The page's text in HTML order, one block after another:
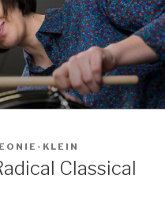
KLEIN
Classical